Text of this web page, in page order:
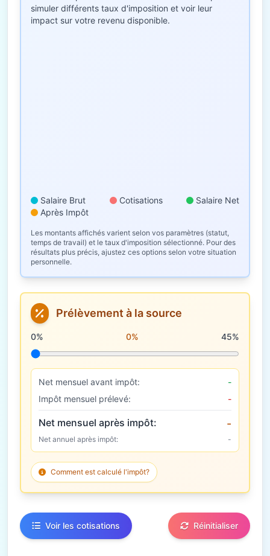
simuler différents taux d'imposition et voir leur
impact sur votre revenu disponible.
Salaire Brut Cotisations
Salaire Net
Après Impôt
Les montants affichés varient selon vos paramètres (statut,
temps de travail) et le taux d'imposition sélectionné. Pour des
résultats plus précis, ajustez ces options selon votre situation
personnelle.
Prélèvement à la source
Taux de prélèvement à la source
0% 0% 45%
Net mensuel avant impôt:
-
Impôt mensuel prélevé:
-
Net mensuel après impôt: -
Net annuel après impôt: -
Comment est calculé l'impôt?
Voir les cotisations Réinitialiser